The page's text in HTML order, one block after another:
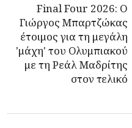
Final Four 2026: Ο
Γιώργος Μπαρτζώκας
έτοιμος για τη μεγάλη
'μάχη' του Ολυμπιακού
με τη Ρεάλ Μαδρίτης
στον τελικό